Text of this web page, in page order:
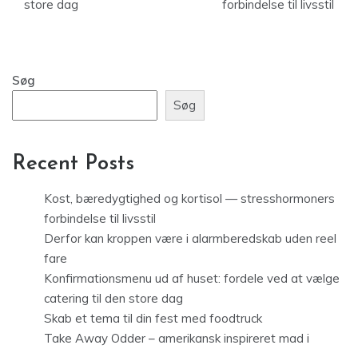
store dag
forbindelse til livsstil
Søg
Søg
Recent Posts
Kost, bæredygtighed og kortisol — stresshormoners
forbindelse til livsstil
Derfor kan kroppen være i alarmberedskab uden reel
fare
Konfirmationsmenu ud af huset: fordele ved at vælge
catering til den store dag
Skab et tema til din fest med foodtruck
Take Away Odder – amerikansk inspireret mad i